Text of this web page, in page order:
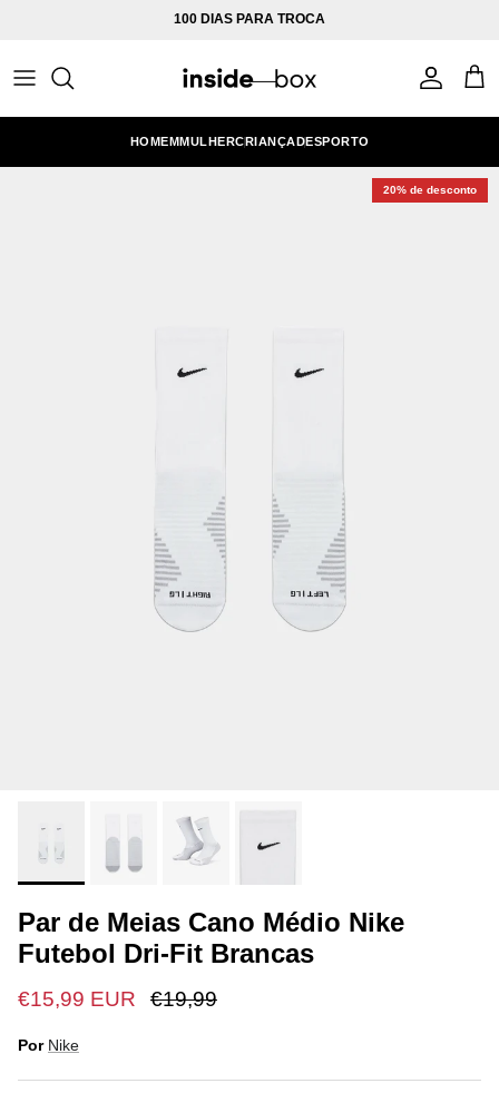
100 DIAS PARA TROCA
Conta
HOMEMMULHERCRIANÇADESPORTO
20% de desconto
Par de Meias Cano Médio Nike
Futebol Dri-Fit Brancas
€15,99 EUR €19,99
Por Nike